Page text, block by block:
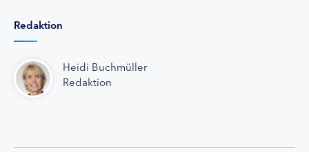
Redaktion
Heidi Buchmüller
Redaktion